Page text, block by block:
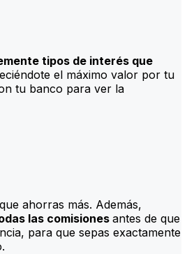
tipos de interés que
el máximo valor por tu
tu banco para ver la
ahorras más. Además,
las comisiones antes de que
para que sepas exactamente